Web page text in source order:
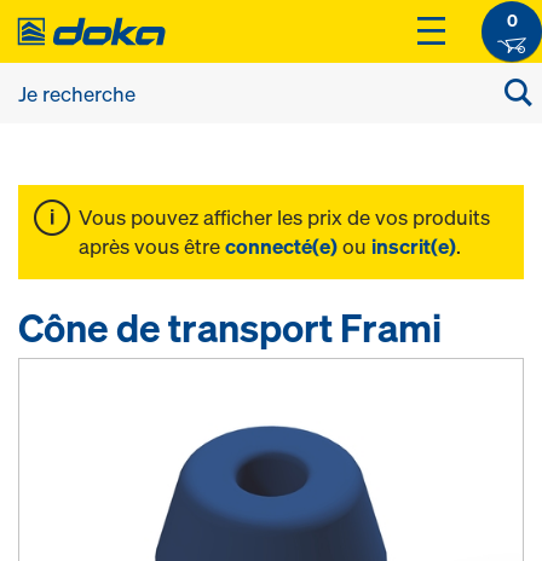
0
Vous pouvez afficher les prix de vos produits
après vous êtreconnecté(e)ou inscrit(e).
Cône de transport Frami